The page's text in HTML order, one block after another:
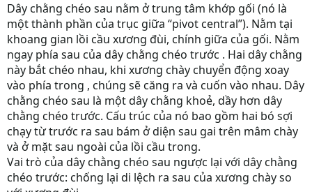
Dây chằng chéo sau nằm ở trung tâm khớp gối (nó là
một thành phần của trục giữa “pivot central”). Nằm tại
khoang gian lồi cầu xương đùi, chính giữa của gối. Nằm
ngay phía sau của dây chằng chéo trước . Hai dây chằng
này bắt chéo nhau, khi xương chày chuyển động xoay
vào phía trong , chúng sẽ căng ra và cuốn vào nhau. Dây
chằng chéo sau là một dây chằng khoẻ, dầy hơn dây
chằng chéo trước. Cấu trúc của nó bao gồm hai bó sợi
chạy từ trước ra sau bám ở diện sau gai trên mâm chày
và ở mặt sau ngoài của lồi cầu trong.
Vai trò của dây chằng chéo sau ngược lại với dây chằng
chéo trước: chống lại di lệch ra sau của xương chày so